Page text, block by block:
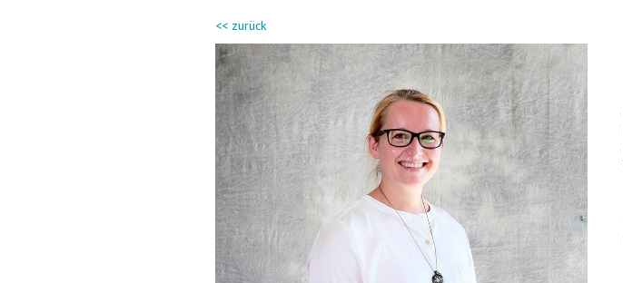
<< zurück